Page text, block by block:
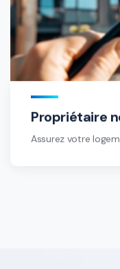
Propriétaire
Assurez votre